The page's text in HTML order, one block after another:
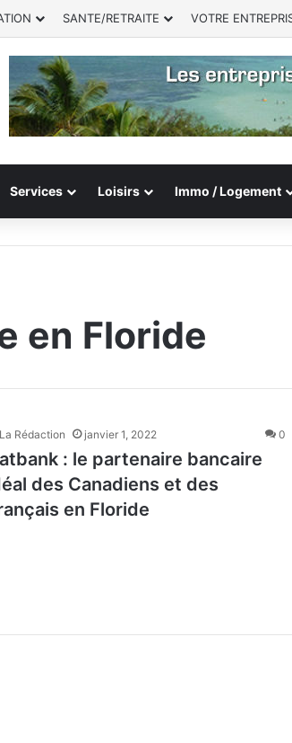
SANTE/RETRAITE VOTRE
Services Loisirs Immo / Logement
en Floride
La Rédaction janvier 1, 2022 0
: le partenaire bancaire
des Canadiens et des
en Floride